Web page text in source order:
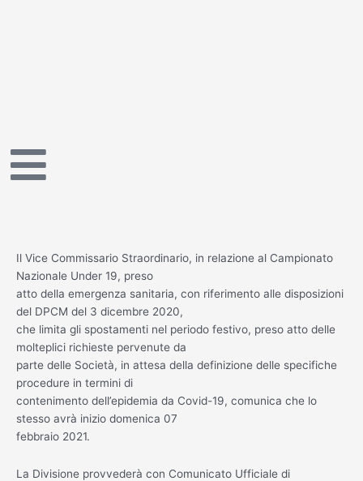
Il Vice Commissario Straordinario, in relazione al Campionato
Nazionale Under 19, preso
atto della emergenza sanitaria, con riferimento alle disposizioni
del DPCM del 3 dicembre 2020,
che limita gli spostamenti nel periodo festivo, preso atto delle
molteplici richieste pervenute da
parte delle Società, in attesa della definizione delle specifiche
procedure in termini di
contenimento dell’epidemia da Covid-19, comunica che lo
stesso avrà inizio domenica 07
febbraio 2021.
La Divisione provvederà con Comunicato Ufficiale di